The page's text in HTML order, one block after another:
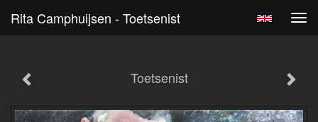
Rita Camphuijsen - Toetsenist
Toetsenist